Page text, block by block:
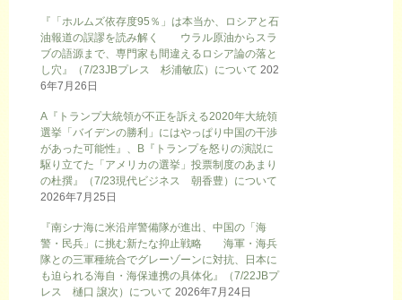
『「ホルムズ依存度95％」は本当か、ロシアと石
油報道の誤謬を読み解く ウラル原油からスラ
ブの語源まで、専門家も間違えるロシア論の落と
し穴』（7/23JBプレス 杉浦敏広）について 202
6年7月26日
A『トランプ大統領が不正を訴える2020年大統領
選挙「バイデンの勝利」にはやっぱり中国の干渉
があった可能性』、B『トランプを怒りの演説に
駆り立てた「アメリカの選挙」投票制度のあまり
の杜撰』（7/23現代ビジネス 朝香豊）について
2026年7月25日
『南シナ海に米沿岸警備隊が進出、中国の「海
警・民兵」に挑む新たな抑止戦略 海軍・海兵
隊との三軍種統合でグレーゾーンに対抗、日本に
も迫られる海自・海保連携の具体化』（7/22JBプ
レス 樋口 譲次）について 2026年7月24日